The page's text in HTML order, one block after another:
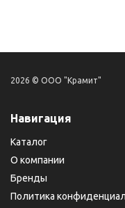
2026 © ООО "Крамит"
Навигация
Каталог
О компании
Бренды
Политика